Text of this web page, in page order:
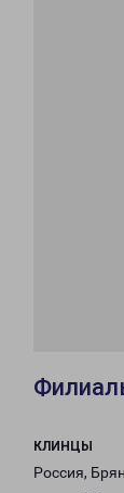
КЛИНЦЫ
Россия,